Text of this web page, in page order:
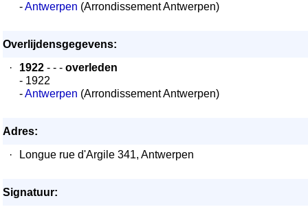
-Antwerpen (Arrondissement Antwerpen)
Overlijdensgegevens:
·
1922 - - - overleden
- 1922
-Antwerpen (Arrondissement Antwerpen)
Adres:
·
Longue rue d'Argile 341, Antwerpen
Signatuur: